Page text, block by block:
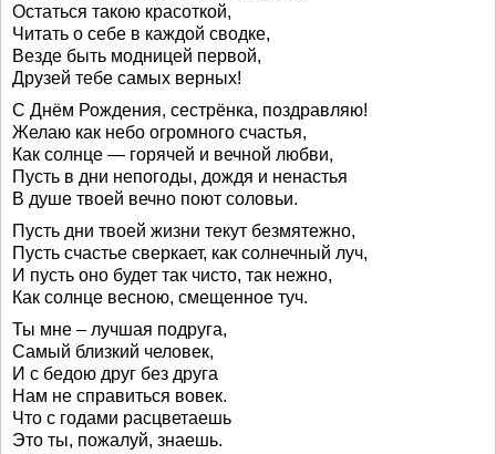
Остаться такою красоткой,
Читать о себе в каждой сводке,
Везде быть модницей первой,
Друзей тебе самых верных!
С Днём Рождения, сестрёнка, поздравляю!
Желаю как небо огромного счастья,
Как солнце — горячей и вечной любви,
Пусть в дни непогоды, дождя и ненастья
В душе твоей вечно поют соловьи.
Пусть дни твоей жизни текут безмятежно,
Пусть счастье сверкает, как солнечный луч,
И пусть оно будет так чисто, так нежно,
Как солнце весною, смещенное туч.
Ты мне – лучшая подруга,
Самый близкий человек,
И с бедою друг без друга
Нам не справиться вовек.
Что с годами расцветаешь
Это ты, пожалуй, знаешь.